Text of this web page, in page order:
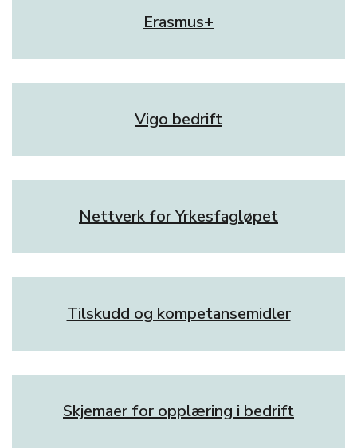
Erasmus+
Vigo bedrift
Nettverk for Yrkesfagløpet
Tilskudd og kompetansemidler
Skjemaer for opplæring i bedrift